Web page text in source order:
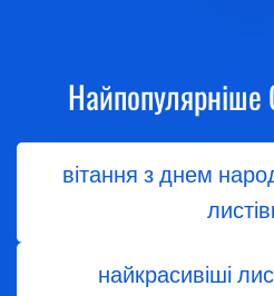
вітання з днем
найкрасивіші